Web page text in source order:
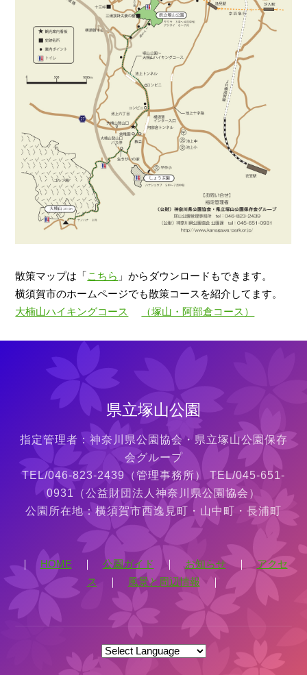
散策マップは「 こちら 」からダウンロードもできます。
横須賀市のホームページでも散策コースを紹介してます。
大楠山ハイキングコース
（塚山・阿部倉コース）
県立塚山公園
指定管理者：神奈川県公園協会・県立塚山公園保存
会グループ
TEL/046-823-2439（管理事務所） TEL/045-651-
0931（公益財団法人神奈川県公園協会）
公園所在地：横須賀市西逸見町・山中町・長浦町
｜ HOME ｜ 公園ガイド ｜ お知らせ｜アクセ
ス ｜ 風景と周辺情報 ｜